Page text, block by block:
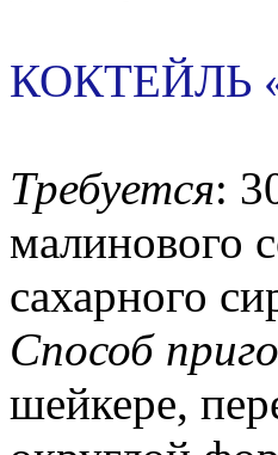
КОКТЕЙЛЬ
Требуется:
малинового
сахарного
Способ
шейкере,